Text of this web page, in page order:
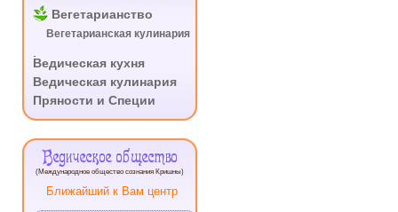
Вегетарианство
Вегетарианская кулинария
Ведическая кухня
Ведическая кулинария
Пряности и Специи
Ведическое общество
(Международное общество сознания Кришны)
Ближайший к Вам центр